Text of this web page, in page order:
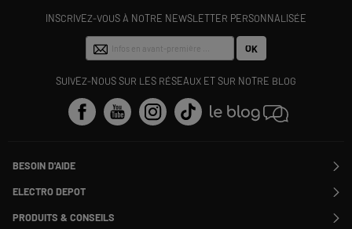
INSCRIVEZ-VOUS À NOTRE NEWSLETTER PERSONNALISÉE
OK
SUIVEZ-NOUS SUR LES RÉSEAUX ET SUR NOTRE BLOG
BESOIN D'AIDE
Suivre ma commande
Modifier ou annuler ma commande
SAV
ELECTRO DEPOT
PRODUITS & CONSEILS